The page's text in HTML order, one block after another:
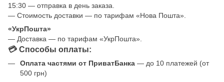
15:30 — отправка в день заказа.
— Стоимость доставки — по тарифам «Нова Пошта».
«УкрПошта»
— Доставка — по тарифам «УкрПошта».
💳 Способы оплаты:
Оплата частями от ПриватБанка — до 10 платежей (от
500 грн)